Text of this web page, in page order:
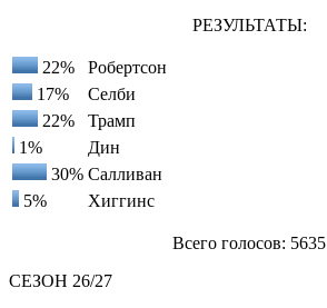
РЕЗУЛЬТАТЫ:
22%
Робертсон
17%
Селби
22%
Трамп
1%
Дин
30% Салливан
5%
Хиггинс
Всего голосов: 5635
СЕЗОН 26/27